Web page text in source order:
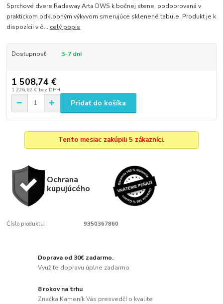
Sprchové dvere Radaway Arta DWS k bočnej stene, podporovaná v
praktickom odklopným výkyvom smerujúce sklenené tabule. Produkt je k
dispozícii v ô... celý popis
Dostupnosť 3-7 dni
1 508,74 €
1 226,62 € bez DPH
Pridať do košíka
Tento mesiac zakúpili 5 zákazníci.
Ochrana
kupujúcého
Číslo produktu: 9350367860
Doprava od 30€ zadarmo.
Využite dopravu úplne zadarmo
8 rokov na trhu
Značka Kameník Vás presvedčí o kvalite